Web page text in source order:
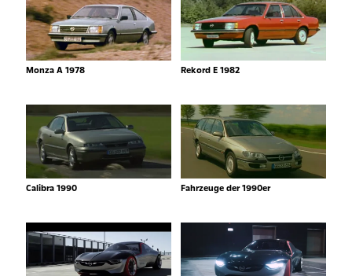
Monza A 1978 Rekord E 1982
Calibra 1990 Fahrzeuge der 1990er